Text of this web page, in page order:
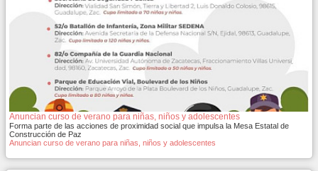
Anuncian curso de verano para niñas, niños y adolescentes
Forma parte de las acciones de proximidad social que impulsa la Mesa Estatal de
Construcción de Paz
Anuncian curso de verano para niñas, niños y adolescentes